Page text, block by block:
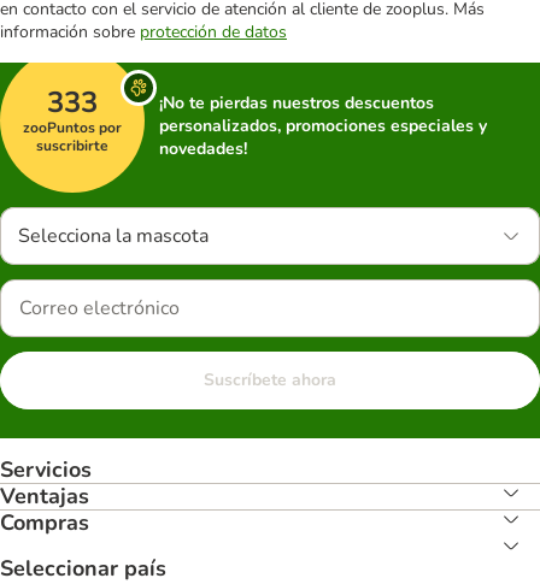
en contacto con el servicio de atención al cliente de zooplus. Más
información sobre protección de datos
333
zooPuntos por
suscribirte
¡No te pierdas nuestros descuentos
personalizados, promociones especiales y
novedades!
Selecciona la mascota
Suscríbete ahora
Servicios
Ventajas
Compras
Seleccionar país